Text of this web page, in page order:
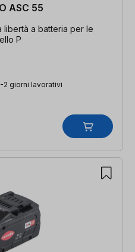
ASC 55
libertà a batteria per le
P
2 giorni lavorativi